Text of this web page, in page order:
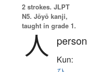
2 strokes. JLPT
N5. Jōyō kanji,
taught in grade 1.
人 person
Kun: